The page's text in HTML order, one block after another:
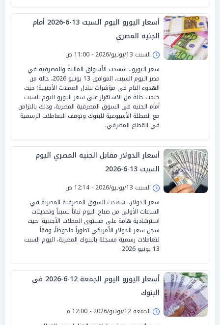
أسعار اليورو اليوم السبت 13-6-2026 أمام
الجنيه المصري
السبت 13/يونيو/2026 - 11:00 ص
سعر اليورو.. شهدت الأسواق المالية والمصرفية في
مصر اليوم السبت، الموافق 13 يونيو 2026، حالة من
الهدوء التام في مؤشرات تبادل العملات الأجنبية؛ حيث
خيمت حالة من الاستقرار على سعر اليورو اليوم السبت
أمام الجنيه في السوق المصرفية المصرية، وذلك بالتزامن
مع العطلة الأسبوعية للبنوك وتوقف التعاملات الرسمية
في القطاع المصرفي.
أسعار الدولار مقابل الجنيه المصري اليوم
السبت 13-6-2026
السبت 13/يونيو/2026 - 12:14 ص
سعر الدولار.. شهدت السوق المصرفية المصرية في
الساعات الأولى من صباح اليوم ثباتاً نسبياً وتحديثات
استرشادية هامة على مستوى العملات الأجنبية؛ حيث
سجل سعر الدولار الأمريكي تطوراً ملحوظاً، وفقاً
لتعاملات رسمية مسجلة بالبنوك المصرية، اليوم السبت
13 يونيو 2026.
أسعار اليورو اليوم الجمعة 12-6-2026 في
البنوك
الجمعة 12/يونيو/2026 - 12:00 م